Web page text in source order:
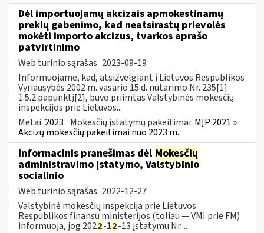
Dėl importuojamų akcizais apmokestinamų
prekių gabenimo, kad neatsirastų prievolės
mokėti importo akcizus, tvarkos aprašo
patvirtinimo
Web turinio sąrašas 2023-09-19
Informuojame, kad, atsižvelgiant į Lietuvos Respublikos
Vyriausybės 2002 m. vasario 15 d. nutarimo Nr. 235[1]
1.5.2 papunktį[2], buvo priimtas Valstybinės mokesčių
inspekcijos prie Lietuvos...
Metai: 2023 Mokesčių įstatymų pakeitimai: MĮP 2021 »
Akcizų mokesčių pakeitimai nuo 2023 m.
Informacinis pranešimas dėl Mokesčių
administravimo įstatymo, Valstybinio
socialinio
Web turinio sąrašas 2022-12-27
Valstybinė mokesčių inspekcija prie Lietuvos
Respublikos finansų ministerijos (toliau — VMI prie FM)
informuoja, jog 2022-12-13 įstatymu Nr....